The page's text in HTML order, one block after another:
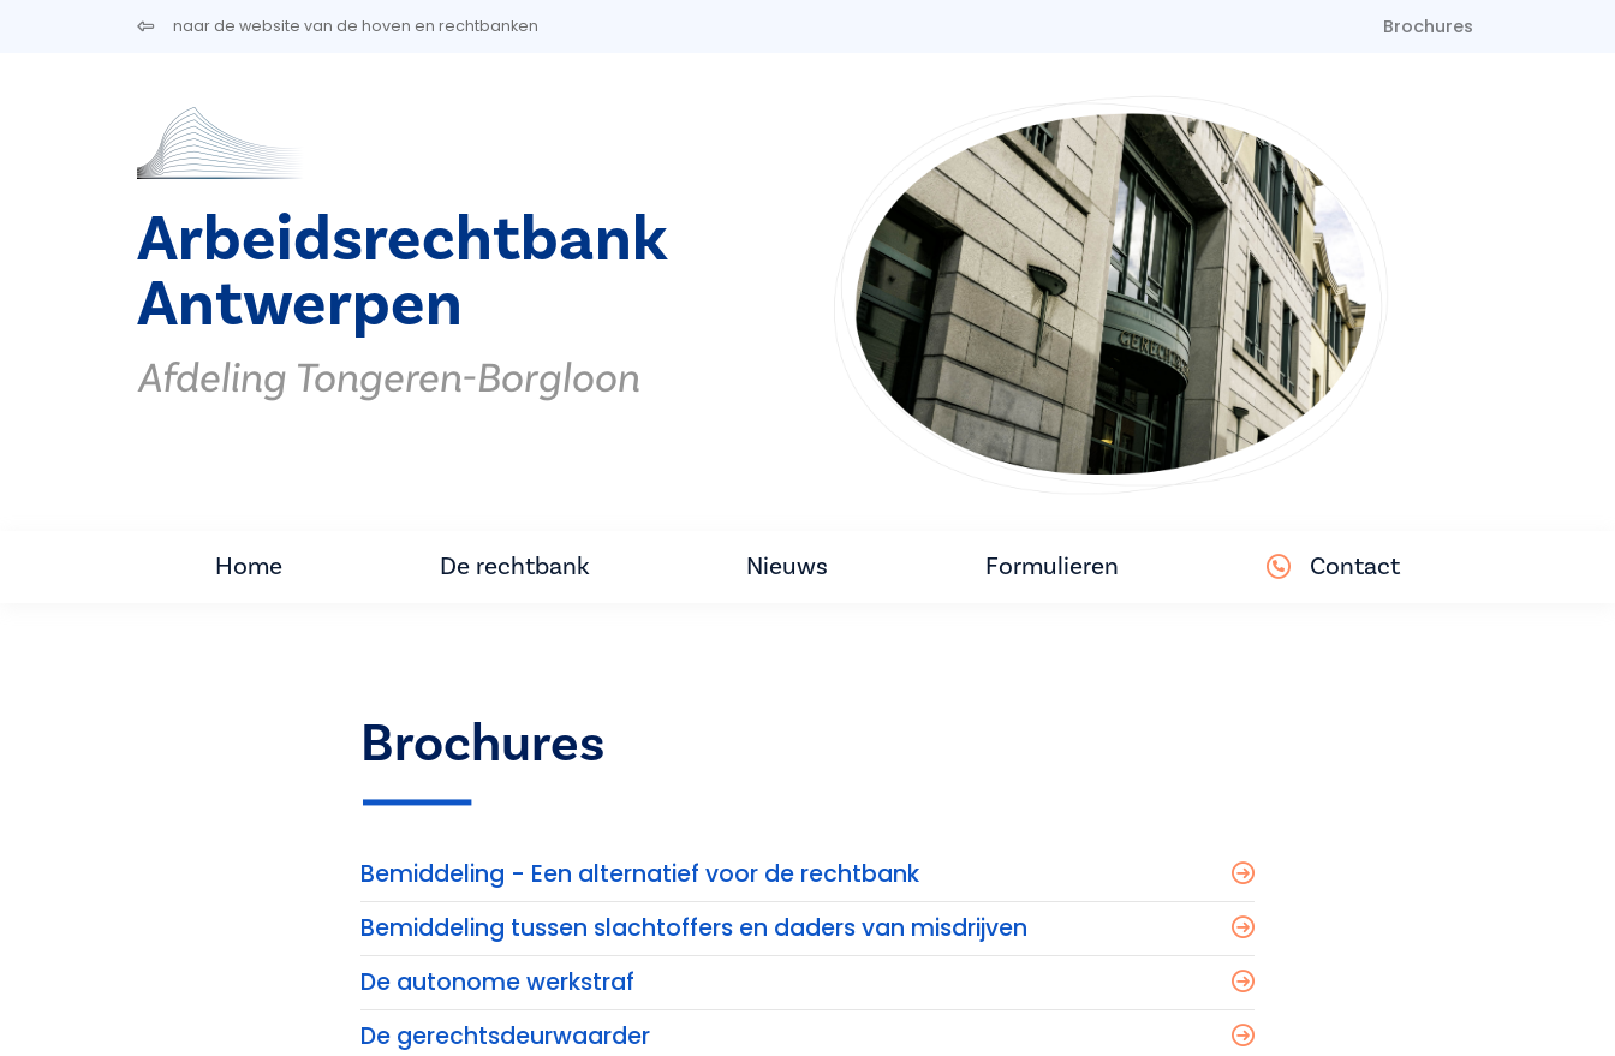
Overslaan en naar de inhoud gaannaar de website van de hoven en rechtbanken Brochures
Arbeidsrechtbank
Antwerpen
Afdeling Tongeren-Borgloon
Home De rechtbank Nieuws Formulieren Contact
Brochures
Bemiddeling - Een alternatief voor de rechtbank
Bemiddeling tussen slachtoffers en daders van misdrijven
De autonome werkstraf
De gerechtsdeurwaarder